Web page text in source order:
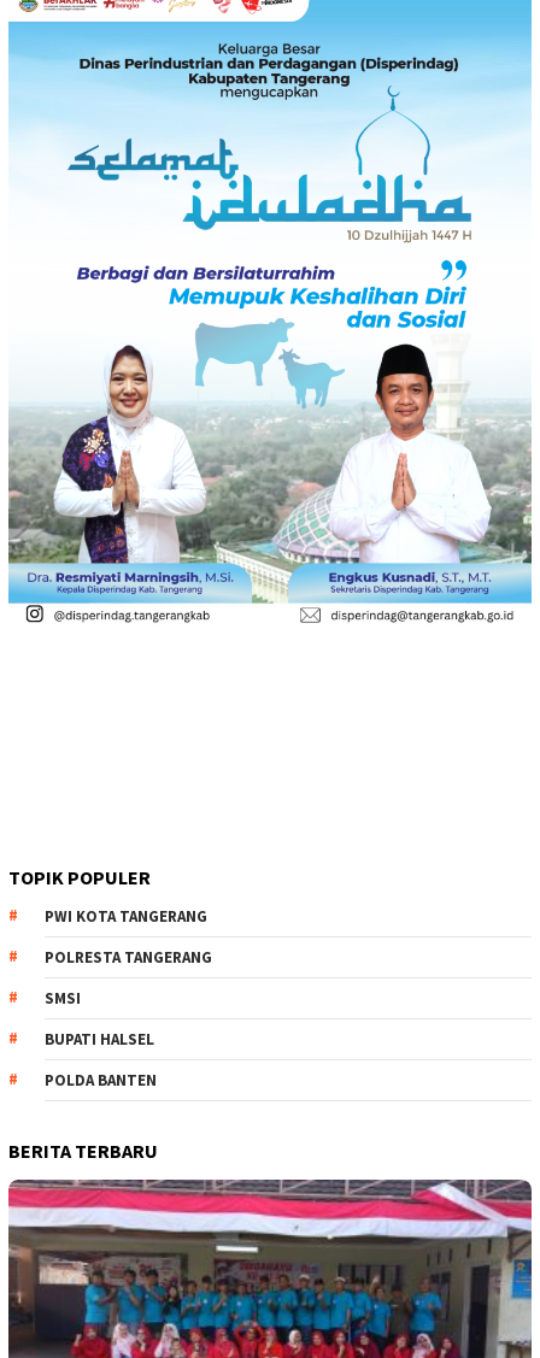
TOPIK POPULER
PWI KOTA TANGERANG
POLRESTA TANGERANG
SMSI
BUPATI HALSEL
POLDA BANTEN
BERITA TERBARU